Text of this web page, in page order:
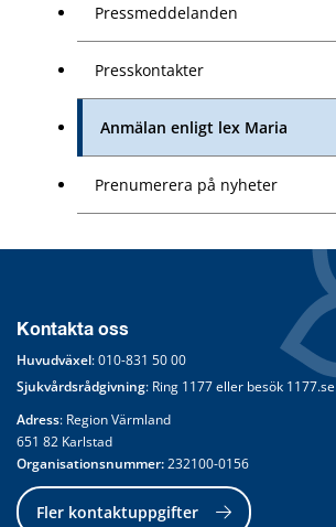
Pressmeddelanden
Presskontakter
Anmälan enligt lex Maria
Prenumerera på nyheter
Kontakta oss
Huvudväxel: 010-831 50 00
Sjukvårdsrådgivning: Ring 1177 eller besök 1177.se
Adress: Region Värmland
651 82 Karlstad
Organisationsnummer: 232100-0156
Fler kontaktuppgifter